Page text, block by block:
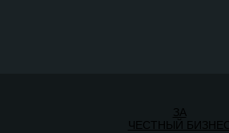
ЗА
ЧЕСТНЫЙ БИЗНЕС